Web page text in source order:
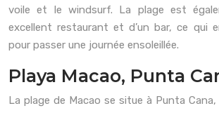
voile et le windsurf. La plage est
excellent restaurant et d’un bar, ce qui
pour passer une journée ensoleillée.
Playa Macao, Punta
La plage de Macao se situe à Punta